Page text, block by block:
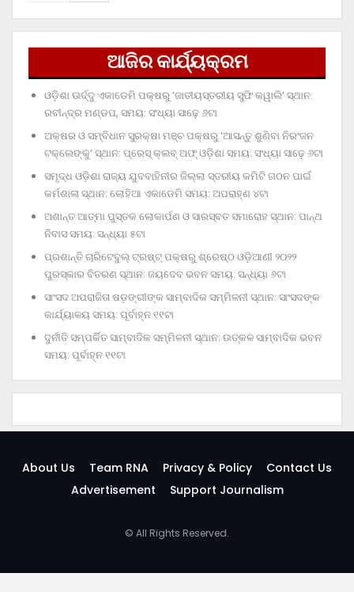
ଆଜିର କାର୍ଯ୍ୟକ୍ରମ
ଓଡ଼ିଶା ଊର୍ଦ୍ଦୁ ଏକାଡେମି ପକ୍ଷରୁ ‘ଜାତୀୟସ୍ତରୀୟ ସୁଫି କୱାଲି’ ସ୍ଥାନ:
ରବୀନ୍ଦ୍ର ମଣ୍ଡପ, ସମୟ: ସଂଧ୍ୟା ସାଢ଼େ ୬ଟା
ଅକ୍ଷର ଓ ସମ୍ବିଧାନ ସୁରକ୍ଷା ମଞ୍ଚ ପକ୍ଷରୁ ‘ଆସନ୍ତୁ ଶୁଣିବା ନିରଂଜନ
ଟକ୍‌ଲେଙ୍କୁ’ ସ୍ଥାନ: ପ୍ରେସ୍‌ କ୍ଲବ୍‌ ଅଫ୍‌ ଓଡ଼ିଶା ସମୟ: ସଂଧ୍ୟା ସାଢ଼େ ୬ଟା
ସମୃଦ୍ଧ ଓଡ଼ିଶା ରାଜ୍ୟ ଯୁବବାହିନୀର ଜିଲ୍ଲା ସ୍ତରୀୟ କମିଟି ଗଠନ ପାଇଁ
କର୍ମଶାଳା ସ୍ଥାନ: ଲୋହିଆ ଏକାଡେମି ସମୟ: ଅପରାହ୍‌ଣ ୪ଟା
ଅଶାନ୍ତ ଆତ୍ମା ପୁସ୍ତକ ଲୋକାର୍ପଣ ଓ ସାରସ୍ବତ ସମାରୋହ ସ୍ଥାନ: ପାନ୍ଥ
ନିବାସ ସମୟ: ସନ୍ଧ୍ୟା ୫ଟା
ପ୍ରଶାନ୍ତି ଚାରିଟେବୁଲ୍‌ ଟ୍ରଷ୍ଟ୍‌ ପକ୍ଷରୁ ଶ୍ରେଷ୍ଠ ଓଡ଼ିଆଣୀ ୨୦୨୨
ପୁରସ୍କାର ବିତରଣ ସ୍ଥାନ: ଜୟଦେବ ଭବନ ସମୟ: ସନ୍ଧ୍ୟା ୬ଟା
ସାଂସଦ ଅପରାଜିତା ଷଡ଼ଙ୍ଗୀଙ୍କ ସାମ୍ବାଦିକ ସମ୍ମିଳନୀ ସ୍ଥାନ: ସାଂସଦଙ୍କ
କାର୍ଯ୍ୟାଳୟ ସମୟ: ପୂର୍ବାହ୍ନ ୧୧ଟା
ଦୁର୍ନୀତି ସମ୍ପର୍କିତ ସାମ୍ବାଦିକ ସମ୍ମିଳନୀ ସ୍ଥାନ: ଉତ୍କଳ ସାମ୍ବାଦିକ ଭବନ
ସମୟ: ପୂର୍ବାହ୍ନ ୧୧ଟା
About Us Team RNA Privacy & Policy
Contact Us
Advertisement
Support Journalism
© All Rights Reserved.